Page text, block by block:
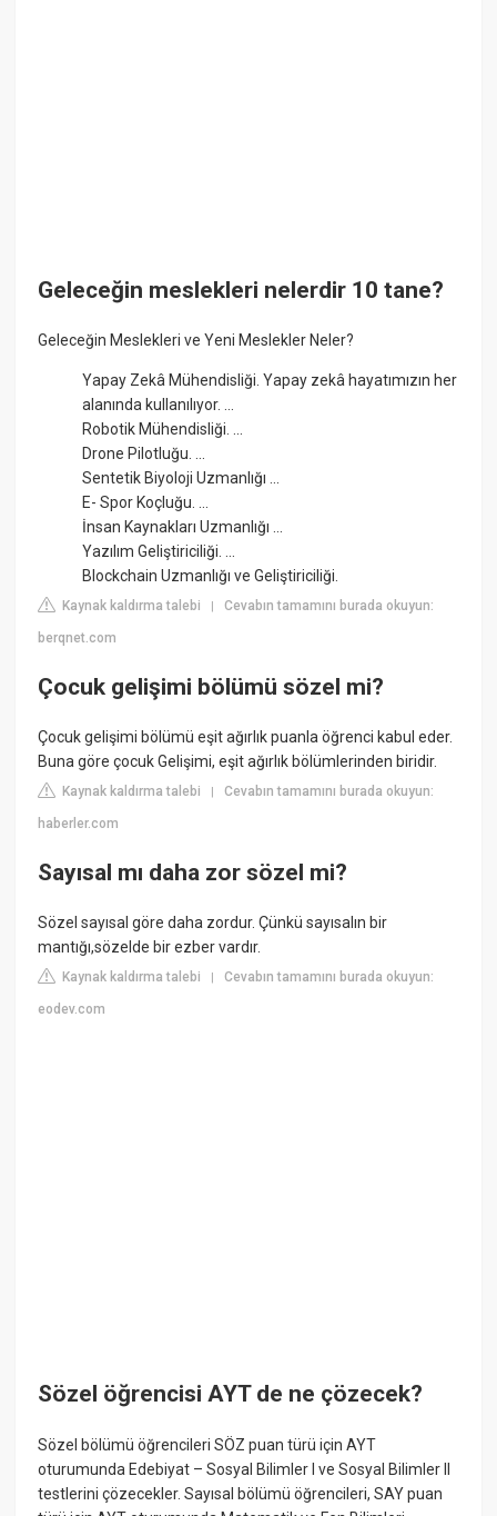
Geleceğin meslekleri nelerdir 10 tane?
Geleceğin Meslekleri ve Yeni Meslekler Neler?
Yapay Zekâ Mühendisliği. Yapay zekâ hayatımızın her
alanında kullanılıyor. ...
Robotik Mühendisliği. ...
Drone Pilotluğu. ...
Sentetik Biyoloji Uzmanlığı ...
E- Spor Koçluğu. ...
İnsan Kaynakları Uzmanlığı ...
Yazılım Geliştiriciliği. ...
Blockchain Uzmanlığı ve Geliştiriciliği.
Kaynak kaldırma talebi |Cevabın tamamını burada okuyun:
berqnet.com
Çocuk gelişimi bölümü sözel mi?
Çocuk gelişimi bölümü eşit ağırlık puanla öğrenci kabul eder.
Buna göre çocuk Gelişimi, eşit ağırlık bölümlerinden biridir.
Kaynak kaldırma talebi |Cevabın tamamını burada okuyun:
haberler.com
Sayısal mı daha zor sözel mi?
Sözel sayısal göre daha zordur. Çünkü sayısalın bir
mantığı,sözelde bir ezber vardır.
Kaynak kaldırma talebi |Cevabın tamamını burada okuyun:
eodev.com
Sözel öğrencisi AYT de ne çözecek?
Sözel bölümü öğrencileri SÖZ puan türü için AYT
oturumunda Edebiyat – Sosyal Bilimler I ve Sosyal Bilimler II
testlerini çözecekler. Sayısal bölümü öğrencileri, SAY puan